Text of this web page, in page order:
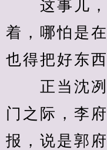
这事儿，
着，哪怕是
也得把好东
正当沈冽
门之际，李
报，说是郭